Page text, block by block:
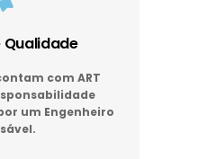
com ART
um Engenheiro